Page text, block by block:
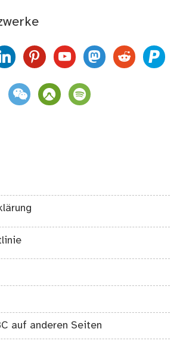
pinterestyoutubemastodon
reddit paypal
weixin komootspotify
auf anderen Seiten